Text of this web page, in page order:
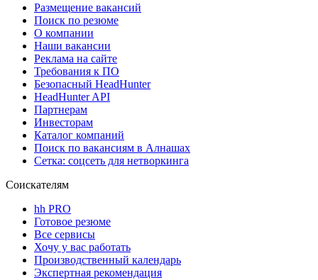
Размещение вакансий
Поиск по резюме
О компании
Наши вакансии
Реклама на сайте
Требования к ПО
Безопасный HeadHunter
HeadHunter API
Партнерам
Инвесторам
Каталог компаний
Поиск по вакансиям в Алнашах
Сетка: соцсеть для нетворкинга
Соискателям
hh PRO
Готовое резюме
Все сервисы
Хочу у вас работать
Производственный календарь
Экспертная рекомендация